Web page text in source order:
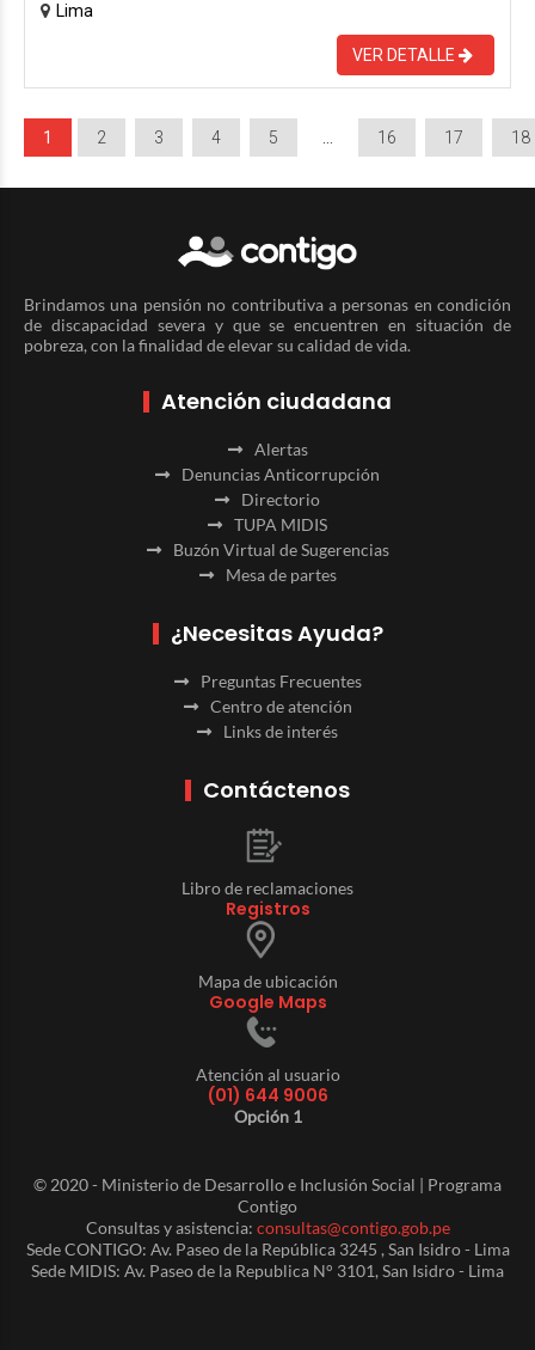
Lima
VER DETALLE
1 2 3 4 5 16 17 18
Brindamos una pensión no contributiva a personas en condición
de discapacidad severa y que se encuentren en situación de
pobreza, con la finalidad de elevar su calidad de vida.
Atención ciudadana
Alertas
Denuncias Anticorrupción
Directorio
TUPA MIDIS
Buzón Virtual de Sugerencias
Mesa de partes
¿Necesitas Ayuda?
Preguntas Frecuentes
Centro de atención
Links de interés
Contáctenos
Libro de reclamaciones
Registros
Mapa de ubicación
Google Maps
Atención al usuario
(01) 644 9006
Opción 1
© 2020 - Ministerio de Desarrollo e Inclusión Social | Programa
Contigo
Consultas y asistencia: consultas@contigo.gob.pe
Sede CONTIGO: Av. Paseo de la República 3245 , San Isidro - Lima
Sede MIDIS: Av. Paseo de la Republica N° 3101, San Isidro - Lima